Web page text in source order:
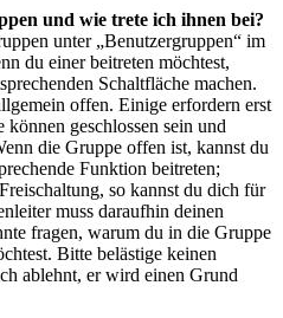
und wie trete ich ihnen bei?
unter „Benutzergruppen“ im
du einer beitreten möchtest,
Schaltfläche machen.
offen. Einige erfordern erst
können geschlossen sein und
die Gruppe offen ist, kannst du
Funktion beitreten;
so kannst du dich für
muss daraufhin deinen
fragen, warum du in die Gruppe
Bitte belästige keinen
ablehnt, er wird einen Grund